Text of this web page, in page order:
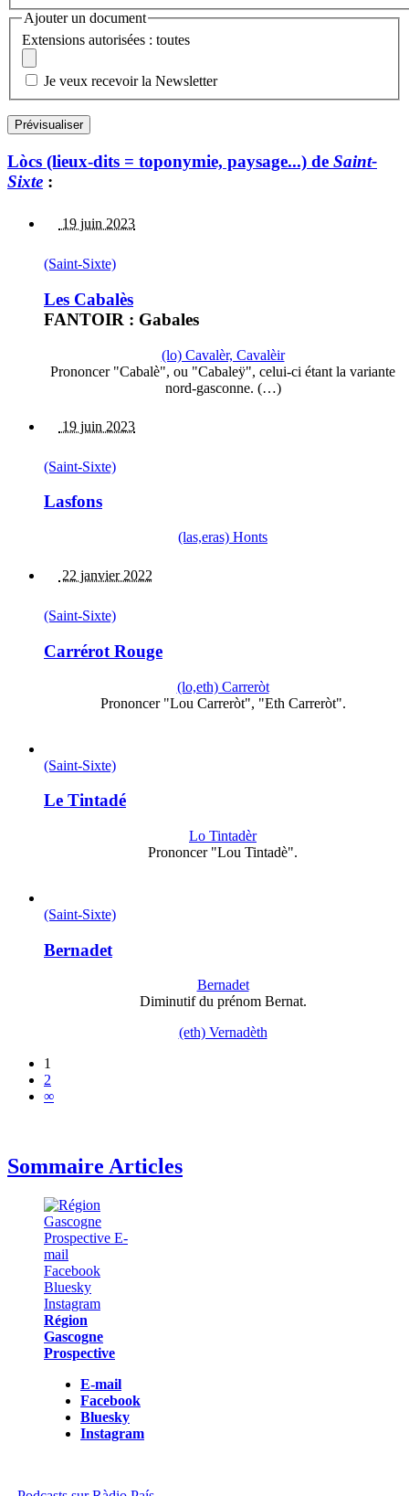
Ajouter un document
Extensions autorisées : toutes
Je veux recevoir la Newsletter
Lòcs (lieux-dits = toponymie, paysage...) de Saint-
Sixte :
19 juin 2023
(Saint-Sixte)
Les Cabalès
FANTOIR : Gabales
(lo) Cavalèr, Cavalèir
Prononcer "Cabalè", ou "Cabaleÿ", celui-ci étant la variante
nord-gasconne. (…)
19 juin 2023
(Saint-Sixte)
Lasfons
(las,eras) Honts
22 janvier 2022
(Saint-Sixte)
Carrérot Rouge
(lo,eth) Carreròt
Prononcer "Lou Carreròt", "Eth Carreròt".
(Saint-Sixte)
Le Tintadé
Lo Tintadèr
Prononcer "Lou Tintadè".
(Saint-Sixte)
Bernadet
Bernadet
Diminutif du prénom Bernat.
(eth) Vernadèth
1
2
∞
Sommaire Articles
Région
Gascogne
Prospective
E-mail
Facebook
Bluesky
Instagram